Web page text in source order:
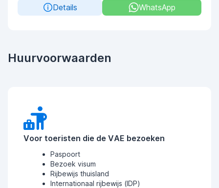
Details
WhatsApp
Huurvoorwaarden
Voor toeristen die de VAE bezoeken
Paspoort
Bezoek visum
Rijbewijs thuisland
Internationaal rijbewijs (IDP)